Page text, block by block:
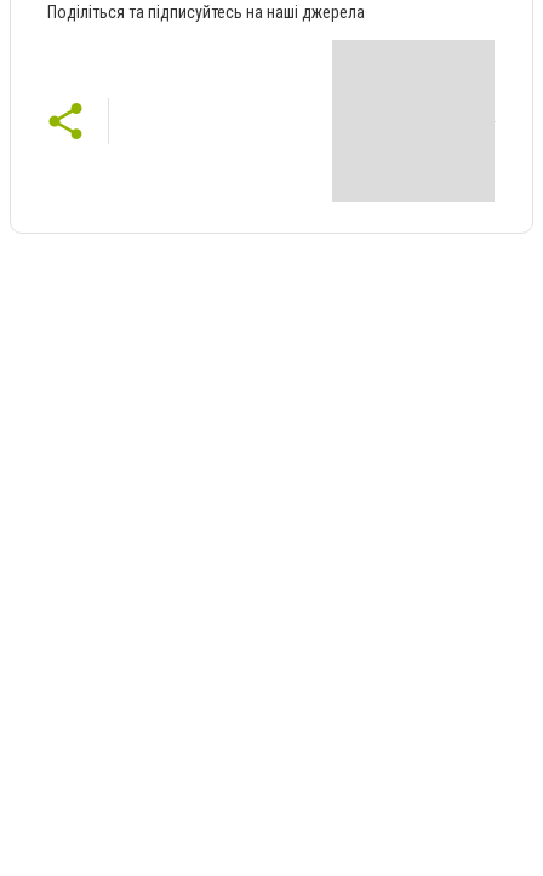
Поділіться та підписуйтесь на наші джерела